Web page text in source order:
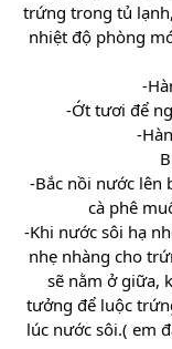
trứng trong tủ
nhiệt độ phòng
-
-Ớt tươi để
-
-Bắc nồi nước lên
cà phê
-Khi nước sôi hạ
nhẹ nhàng cho
sẽ nằm ở giữa,
tưởng để luộc
lúc nước sôi.( em